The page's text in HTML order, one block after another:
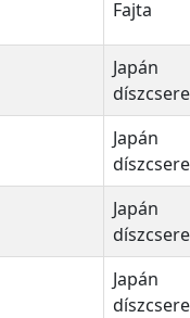
Fajta
Japán
Japán
Japán
Japán